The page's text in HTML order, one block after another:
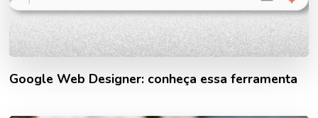
Google Web Designer: conheça essa ferramenta